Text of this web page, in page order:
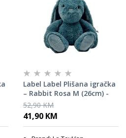
Label Label Plišana igračka
– Rabbit Rosa M (26cm) -
Blue
52,90 KM
41,90 KM